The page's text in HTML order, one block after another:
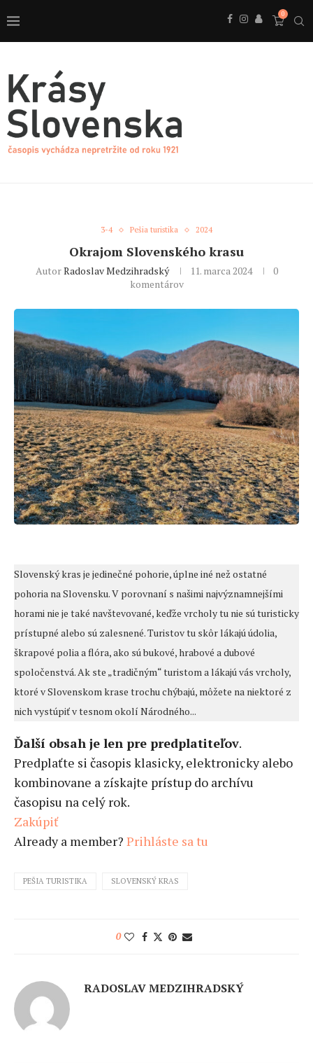
0
3-4 Pešia turistika 2024
Okrajom Slovenského krasu
AutorRadoslav Medzihradský 11. marca 2024
0
komentárov
Slovenský kras je jedinečné pohorie, úplne iné než ostatné
pohoria na Slovensku. V porovnaní s našimi najvýznamnejšími
horami nie je také navštevované, keďže vrcholy tu nie sú turisticky
prístupné alebo sú zalesnené. Turistov tu skôr lákajú údolia,
škrapové polia a flóra, ako sú bukové, hrabové a dubové
spoločenstvá. Ak ste „tradičným“ turistom a lákajú vás vrcholy,
ktoré v Slovenskom krase trochu chýbajú, môžete na niektoré z
nich vystúpiť v tesnom okolí Národného...
Ďalší obsah je len pre predplatiteľov.
Predplaťte si časopis klasicky, elektronicky alebo
kombinovane a získajte prístup do archívu
časopisu na celý rok.
Zakúpiť
Already a member? Prihláste sa tu
PEŠIA TURISTIKA SLOVENSKÝ KRAS
0
RADOSLAV MEDZIHRADSKÝ